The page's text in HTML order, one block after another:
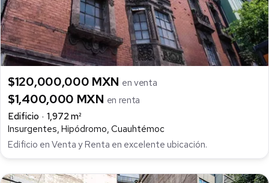
$120,000,000 MXN en venta
$1,400,000 MXN en renta
Edificio
1,972 m²
Insurgentes, Hipódromo, Cuauhtémoc
Edificio en Venta y Renta en excelente ubicación.